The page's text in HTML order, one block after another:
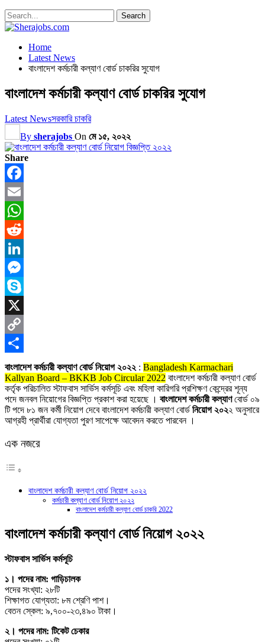
Home
Latest News
বাংলাদেশ কর্মচারী কল্যাণ বোর্ড চাকরির সুযোগ
বাংলাদেশ কর্মচারী কল্যাণ বোর্ড চাকরির সুযোগ
Latest Newsসরকারি চাকরি
By sherajobs On মে ১৫, ২০২২
Share
Facebook
Email
WhatsApp
Reddit
LinkedIn
Messenger
Skype
X
Copy
Link
Share
বাংলাদেশ কর্মচারী কল্যাণ বোর্ড নিয়োগ ২০২২ : Bangladesh Karmachari
Kallyan Board – BKKB Job Circular 2022 বাংলাদেশ কর্মচারী কল্যাণ বোর্ড
কর্তৃক পরিচালিত স্টাফবাস সার্ভিস কর্মসূচি এবং মহিলা কারিগরি প্রশিক্ষণ কেন্দ্রের শূন্য
পদে জনবল নিয়োগের বিজ্ঞপ্তি প্রকাশ করা হয়েছে । বাংলাদেশ কর্মচারী কল্যাণবোর্ড ০৯
টি পদে ৮১ জন কর্মী নিয়োগ দেবে বাংলাদেশ কর্মচারী কল্যাণ বোর্ড নিয়োগ ২০২২ অনুসারে
আগ্রহী প্রার্থীরা যোগ্যতা পুরণ সাপেক্ষে আবেদন করতে পারবেন ।
এক নজরে
বাংলাদেশ কর্মচারী কল্যাণ বোর্ড নিয়োগ ২০২২
কর্মচারী কল্যাণ বোর্ড নিয়োগ ২০২২
বাংলাদেশ কর্মচারী কল্যাণ বোর্ড চাকরি 2022
বাংলাদেশ কর্মচারী কল্যাণ বোর্ড নিয়োগ ২০২২
স্টাফবাস সার্ভিস কর্মসূচি
১। পদের নাম: গাড়িচালক
পদের সংখ্যা: ২৮টি
শিক্ষাগত যোগ্যতা: ৮ম শ্রেণি পাশ।
বেতন স্কেল: ৯,৭০০-২৩,৪৯০ টাকা।
২। পদের নাম: টিকেট চেকার